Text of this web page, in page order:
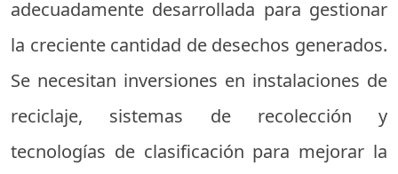
adecuadamente desarrollada para gestionar
la creciente cantidad de desechos generados.
Se necesitan inversiones en instalaciones de
reciclaje, sistemas de recolección y
tecnologías de clasificación para mejorar la